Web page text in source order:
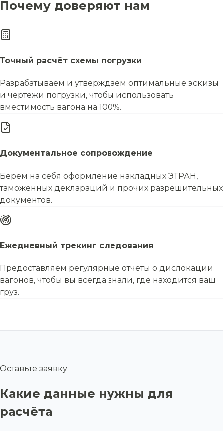
Почему доверяют нам
Точный расчёт схемы погрузки
Разрабатываем и утверждаем оптимальные эскизы
и чертежи погрузки, чтобы использовать
вместимость вагона на 100%.
Документальное сопровождение
Берём на себя оформление накладных ЭТРАН,
таможенных деклараций и прочих разрешительных
документов.
Ежедневный трекинг следования
Предоставляем регулярные отчеты о дислокации
вагонов, чтобы вы всегда знали, где находится ваш
груз.
Оставьте заявку
Какие данные нужны для
расчёта